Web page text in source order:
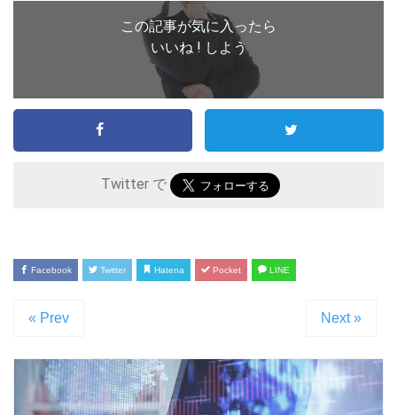
この記事が気に入ったら
いいね ! しよう
Twitter で
Facebook Twitter Hatena Pocket LINE
« Prev Next »